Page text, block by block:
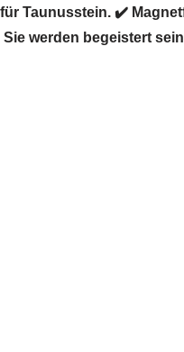
Taunusstein. ✔️
Sie werden begeistert